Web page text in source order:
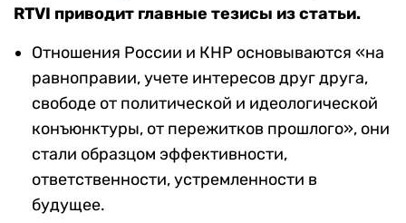
RTVI приводит главные тезисы из статьи.
Отношения России и КНР основываются «на
равноправии, учете интересов друг друга,
свободе от политической и идеологической
конъюнктуры, от пережитков прошлого», они
стали образцом эффективности,
ответственности, устремленности в
будущее.